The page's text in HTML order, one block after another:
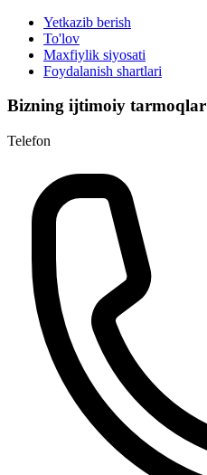
Yetkazib berish
To'lov
Maxfiylik siyosati
Foydalanish shartlari
Bizning ijtimoiy tarmoqlar
Telefon